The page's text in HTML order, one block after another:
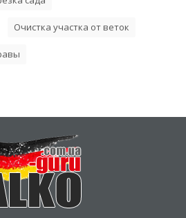
Очистка участка от веток